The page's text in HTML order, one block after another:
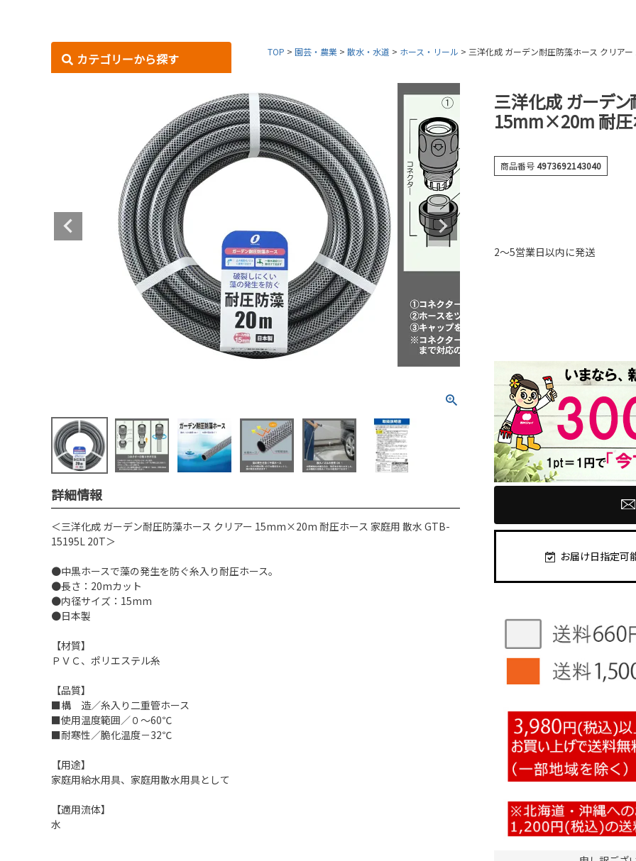
カテゴリーから探す TOP 園芸・農業 散水・水道 ホース・リール 三洋化成 ガーデン耐圧防藻ホース クリア
詳細情報
＜三洋化成 ガーデン耐圧防藻ホース クリアー 15mm×20m 耐圧ホース 家庭用 散水 GTB-
15195L 20T＞
●中黒ホースで藻の発生を防ぐ糸入り耐圧ホース。
●長さ：20mカット
●内径サイズ：15mm
●日本製
【材質】
ＰＶＣ、ポリエステル糸
【品質】
■構 造／糸入り二重管ホース
■使用温度範囲／０～60℃
■耐寒性／脆化温度－32℃
【用途】
家庭用給水用具、家庭用散水用具として
【適用流体】
水
三洋化成 ガーデ
15mm×20m 耐圧
商品番号4973692143040
2～5営業日以内に発送
お届け日指定可